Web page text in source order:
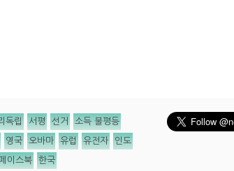
독립 서평 선거 소득 불평등
영국 오바마 유럽 유전자 인도
이스북 한국